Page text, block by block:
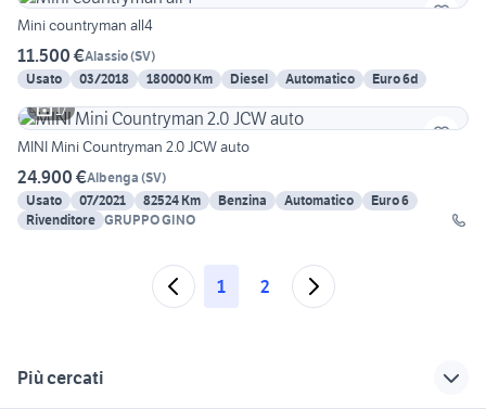
Mini countryman all4
11.500 €Alassio(SV)
Usato
03/2018 180000 Km Diesel Automatico
Euro 6d
17
MINI Mini Countryman 2.0 JCW auto
24.900 €Albenga (SV)
Usato
07/2021 82524 Km Benzina Automatico
Euro 6
Rivenditore GRUPPO GINO
1 2
Più cercati